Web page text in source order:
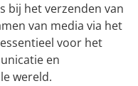
bij het verzenden van
van media via het
voor het
en
wereld.